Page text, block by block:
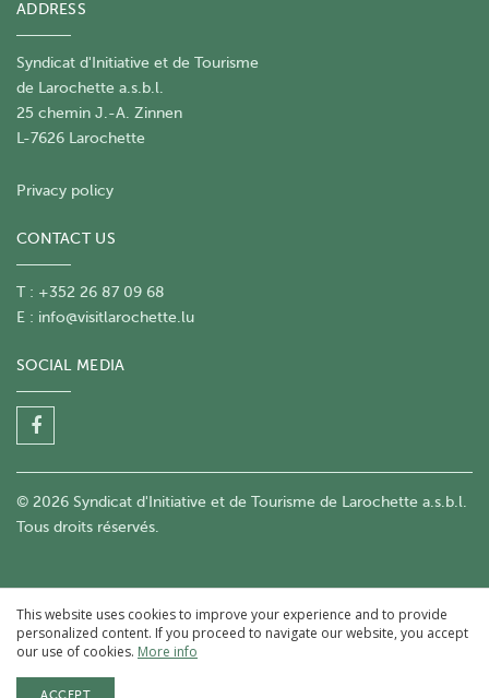
ADDRESS
Syndicat d'Initiative et de Tourisme
de Larochette a.s.b.l.
25 chemin J.-A. Zinnen
L-7626 Larochette
Privacy policy
CONTACT US
T : +352 26 87 09 68
E : info@visitlarochette.lu
SOCIAL MEDIA
© 2026 Syndicat d'Initiative et de Tourisme de Larochette a.s.b.l.
Tous droits réservés.
This website uses cookies to improve your experience and to provide
personalized content. If you proceed to navigate our website, you accept
our use of cookies. More info
ACCEPT